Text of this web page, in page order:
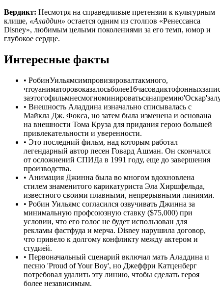
Вердикт: Несмотря на справедливые претензии к культурным
клише, «Аладдин» остается одним из столпов «Ренессанса
Disney», любимым целыми поколениями за его темп, юмор и
глубокое сердце.
Интересные факты
• РобинУильямсимпровизировалтакмного,
• Внешность Аладдина изначально списывалась с
Майкла Дж. Фокса, но затем была изменена и основана
на внешности Тома Круза для придания герою большей
привлекательности и уверенности.
• Это последний фильм, над которым работал
легендарный автор песен Говард Ашман. Он скончался
от осложнений СПИДа в 1991 году, еще до завершения
производства.
• Анимация Джинна была во многом вдохновлена
стилем знаменитого карикатуриста Эла Хиршфельда,
известного своими плавными, непрерывными линиями.
• Робин Уильямс согласился озвучивать Джинна за
минимальную профсоюзную ставку ($75,000) при
условии, что его голос не будет использован для
рекламы фастфуда и мерча. Disney нарушила договор,
что привело к долгому конфликту между актером и
студией.
• Первоначальный сценарий включал мать Аладдина и
песню 'Proud of Your Boy', но Джеффри Катценберг
потребовал удалить эту линию, чтобы сделать героя
более независимым.